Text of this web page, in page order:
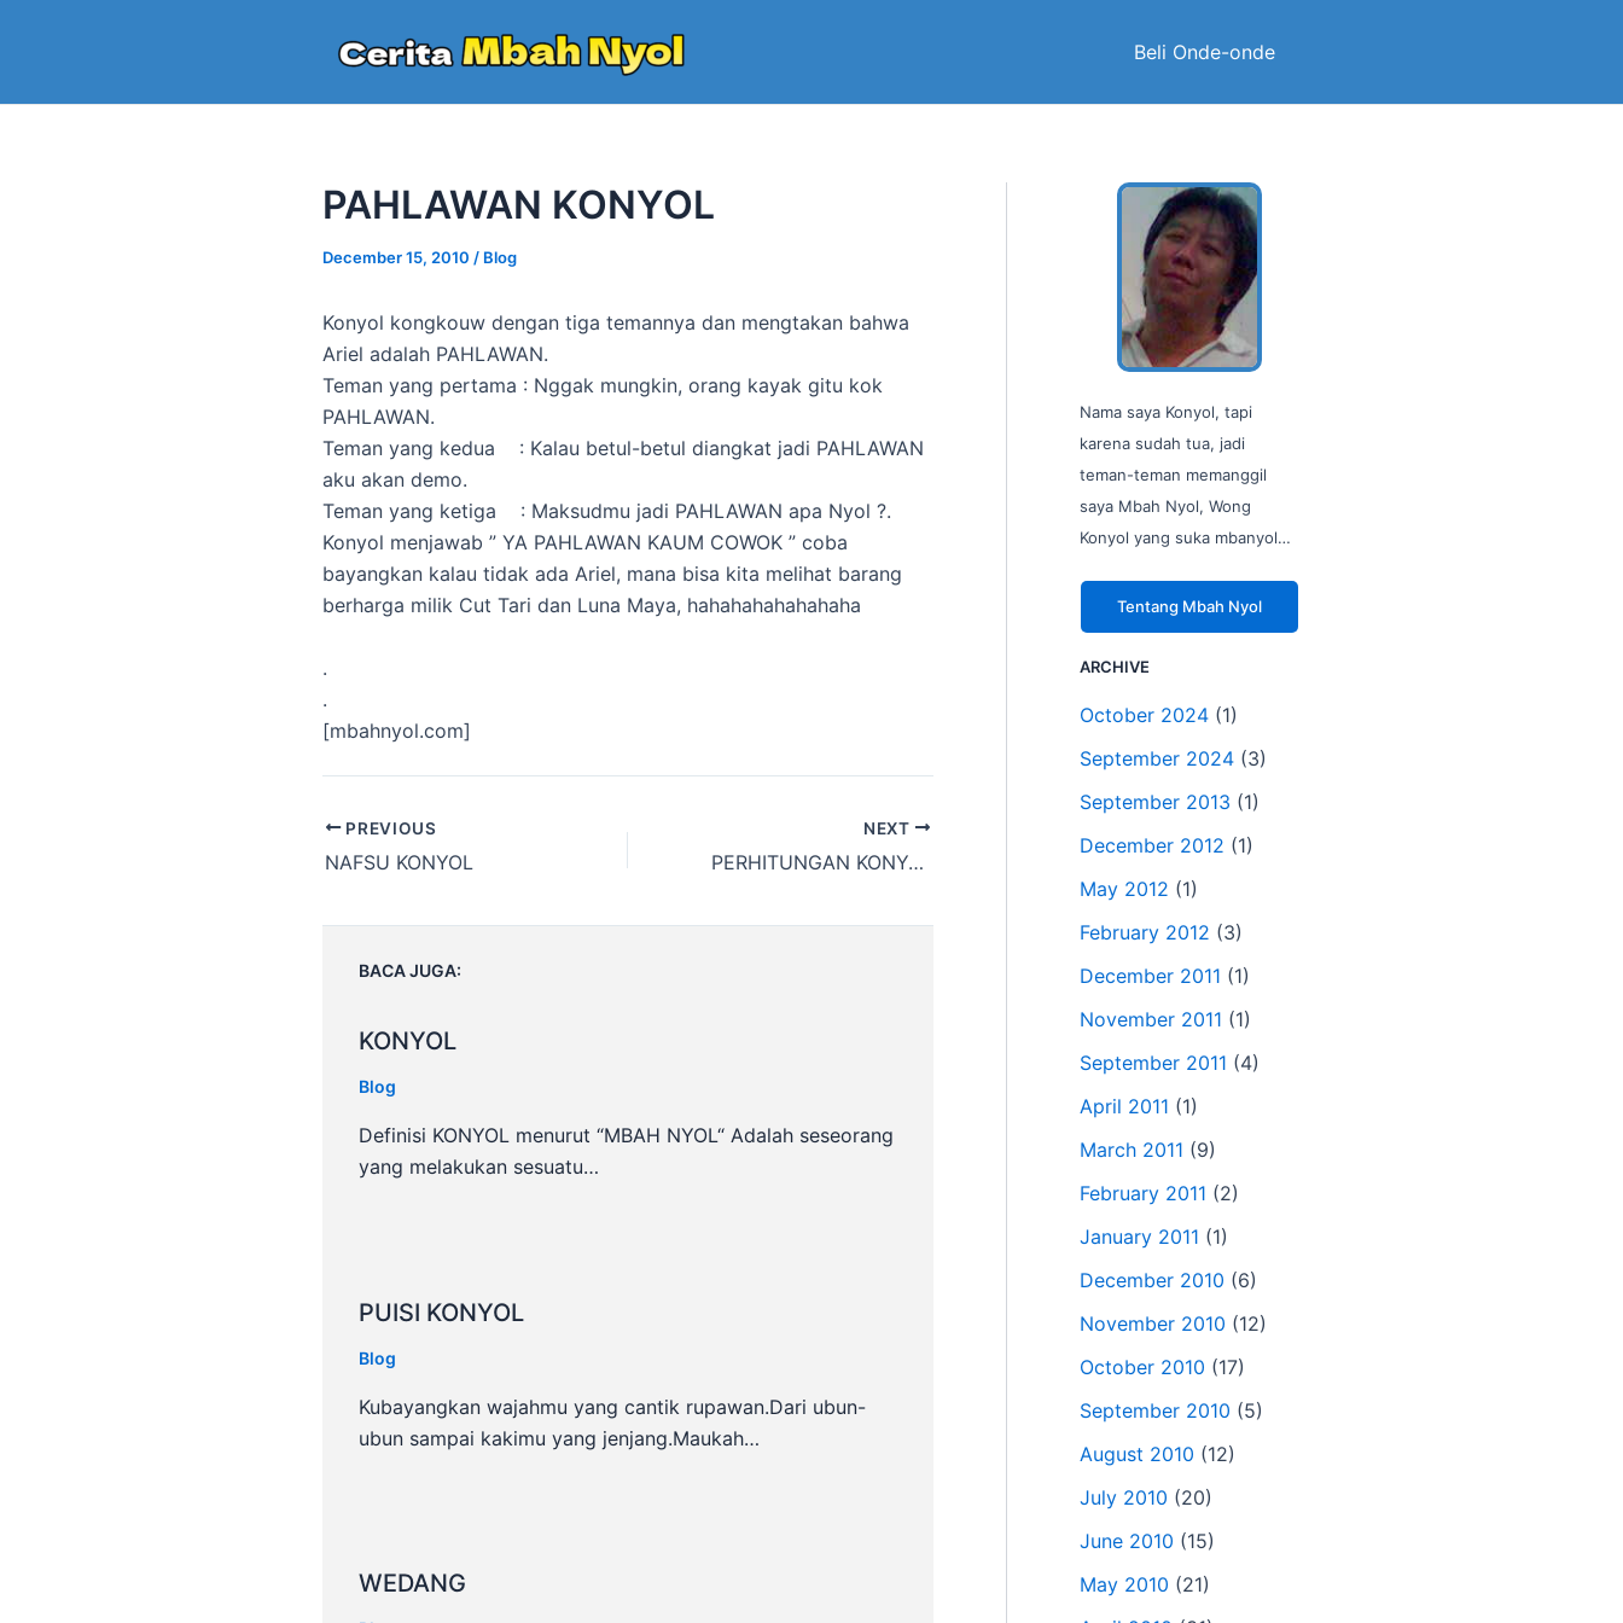
Beli Onde-onde
PAHLAWAN KONYOL
December 15, 2010 / Blog
Konyol kongkouw dengan tiga temannya dan mengtakan bahwa
Ariel adalah PAHLAWAN.
Teman yang pertama : Nggak mungkin, orang kayak gitu kok
PAHLAWAN.
Teman yang kedua : Kalau betul-betul diangkat jadi PAHLAWAN
aku akan demo.
Teman yang ketiga : Maksudmu jadi PAHLAWAN apa Nyol ?.
Konyol menjawab ” YA PAHLAWAN KAUM COWOK ” coba
bayangkan kalau tidak ada Ariel, mana bisa kita melihat barang
berharga milik Cut Tari dan Luna Maya, hahahahahahahaha
.
.
[mbahnyol.com]
Post
navigation
PREVIOUS
NAFSU KONYOL
NEXT
PERHITUNGAN KONYOL AKHIR TAHUN 2010.
BACA JUGA:
KONYOL
Blog
Definisi KONYOL menurut “MBAH NYOL“ Adalah seseorang
yang melakukan sesuatu…
PUISI KONYOL
Blog
Kubayangkan wajahmu yang cantik rupawan.Dari ubun-
ubun sampai kakimu yang jenjang.Maukah…
WEDANG
Nama saya Konyol, tapi
karena sudah tua, jadi
teman-teman memanggil
saya Mbah Nyol, Wong
Konyol yang suka mbanyol…
Tentang Mbah Nyol
ARCHIVE
October 2024 (1)
September 2024 (3)
September 2013 (1)
December 2012 (1)
May 2012 (1)
February 2012 (3)
December 2011 (1)
November 2011 (1)
September 2011 (4)
April 2011 (1)
March 2011 (9)
February 2011 (2)
January 2011 (1)
December 2010 (6)
November 2010 (12)
October 2010 (17)
September 2010 (5)
August 2010 (12)
July 2010 (20)
June 2010 (15)
May 2010 (21)